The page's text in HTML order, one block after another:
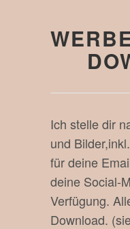
Ich stelle dir
und
für deine
deine Social-
Verfügung.
Download.